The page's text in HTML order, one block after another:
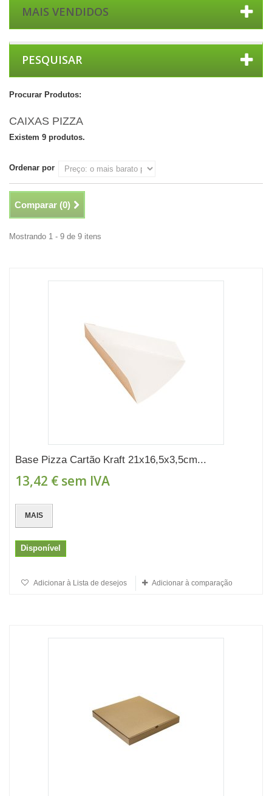
MAIS VENDIDOS
PESQUISAR
Procurar Produtos:
CAIXAS PIZZA
Existem 9 produtos.
Ordenar por
Comparar (0)
Mostrando 1 - 9 de 9 itens
Base Pizza Cartão Kraft 21x16,5x3,5cm...
13,42 € sem IVA
MAIS
Disponível
Adicionar à Lista de desejos Adicionar à comparação